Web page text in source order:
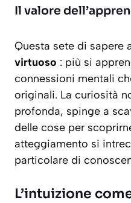
Il valore
Questa sete di sapere
virtuoso : più si
connessioni mentali
originali. La curiosità
profonda, spinge a
delle cose per
atteggiamento si
particolare di
L’intuizione